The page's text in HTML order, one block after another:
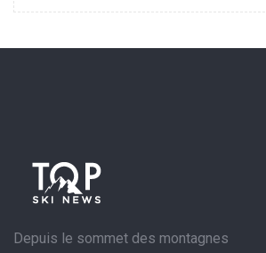
Depuis le sommet des montagnes